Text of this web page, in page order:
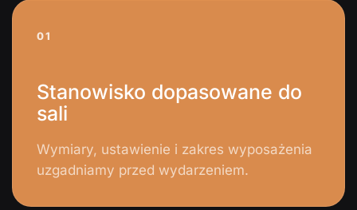
01
Stanowisko dopasowane do
sali
Wymiary, ustawienie i zakres wyposażenia
uzgadniamy przed wydarzeniem.